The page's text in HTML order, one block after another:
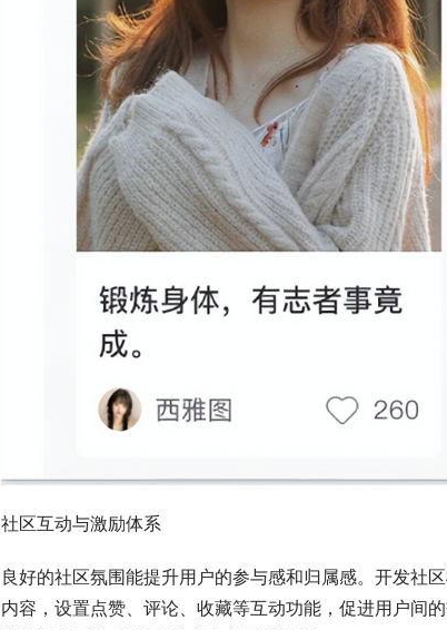
社区互动与激励体系
良好的社区氛围能提升用户的参与感和归属感。开发社
内容，设置点赞、评论、收藏等互动功能，促进用户间